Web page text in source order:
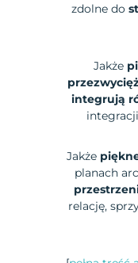
zdolne do
Jakże
integrują
Jakże
planach
relację,